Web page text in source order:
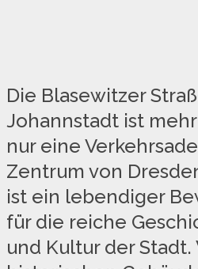
Die Blasewitzer
Johannstadt ist
nur eine
Zentrum von
ist ein lebendiger
für die reiche
und Kultur der Stadt.